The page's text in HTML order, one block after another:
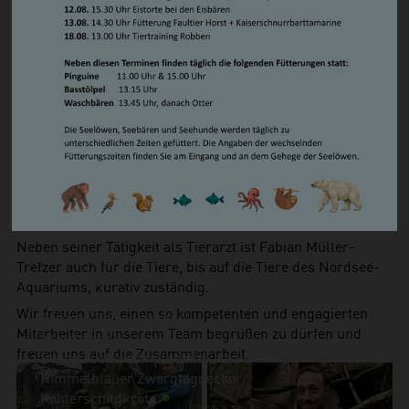
Steppenlemming
Südamerikanischer Seelöwe/ Mähnenrobbe
Zwergotter
Waschbär
Vögel
Brandgans
Magellan-Dampfschiffente
Humboldtpinguin
Kea
Kormoran
Schneeeule
Wiedehopf
Zwergsäger
Serama-Zwerghühner
Kriechtiere
Europäische Sumpfschildkröte
Himmelblauer Zwergtaggecko
Köhlerschildkröte
kennen lernen durfte. Die Vielfalt der Biologie und damit
verbunden auch der Medizin begeistert ihn seit jeher.
Durch diese Vielfalt sind kreative Lösungen gefragt – nicht
die Medizin neu erfinden, sondern mit Bausteinen aus dem
Kleintier-, Großtier- und Exotenbereich die beste
medizinischen Einsätze den kleinsten Anteil seiner
Tätigkeit aus. Denn als Tierarzt, der einen Bestand betreut,
spielt vor allem die Prävention eine entscheidende Rolle,
damit die Tiere im Optimalfall erst gar nicht krank
werden.
Neben seiner Tätigkeit als Tierarzt ist Fabian Müller-
Trefzer auch für die Tiere, bis auf die Tiere des Nordsee-
Aquariums, kurativ zuständig.
Wir freuen uns, einen so kompetenten und engagierten
Mitarbeiter in unserem Team begrüßen zu dürfen und
freuen uns auf die Zusammenarbeit.